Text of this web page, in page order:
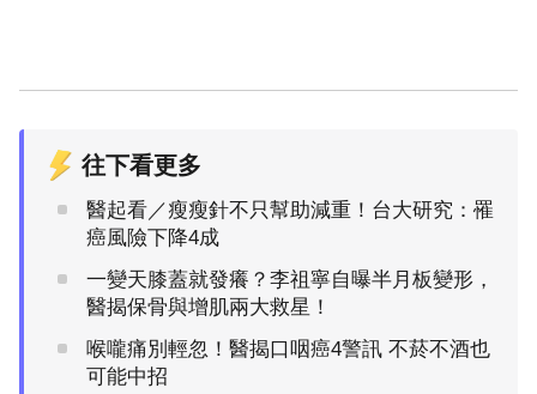
往下看更多
醫起看／瘦瘦針不只幫助減重！台大研究：罹
癌風險下降4成
一變天膝蓋就發癢？李祖寧自曝半月板變形，
醫揭保骨與增肌兩大救星！
喉嚨痛別輕忽！醫揭口咽癌4警訊 不菸不酒也
可能中招